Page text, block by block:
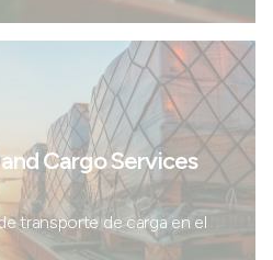
Cargo Services
transporte de carga en el